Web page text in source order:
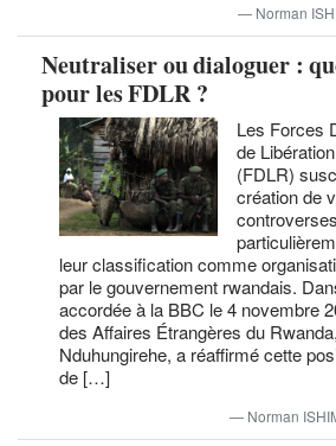
Norman
Neutraliser ou dialoguer :
pour les FDLR ?
Les Forces
de
(FDLR)
création de
leur classification comme
par le gouvernement rwandais.
accordée à la BBC le 4 novembre
des Affaires Étrangères du
Nduhungirehe, a réaffirmé cette
de […]
Norman